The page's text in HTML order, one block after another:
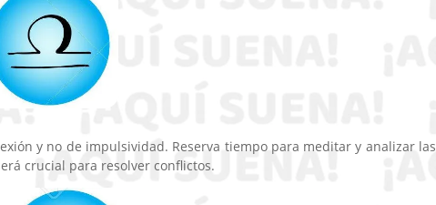
y no de impulsividad. Reserva tiempo para meditar y analizar las
crucial para resolver conflictos.